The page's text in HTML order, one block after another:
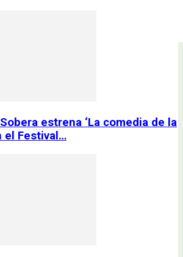
estrena ‘La comedia de la
el Festival…